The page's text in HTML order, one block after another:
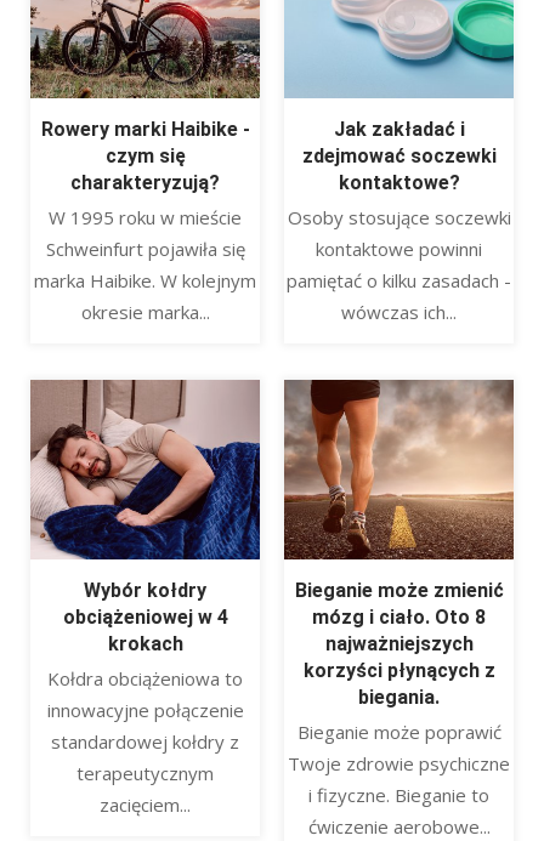
Rowery marki Haibike -
czym się
charakteryzują?
W 1995 roku w mieście
Schweinfurt pojawiła się
marka Haibike. W kolejnym
okresie marka...
Jak zakładać i
zdejmować soczewki
kontaktowe?
Osoby stosujące soczewki
kontaktowe powinni
pamiętać o kilku zasadach -
wówczas ich...
Wybór kołdry
obciążeniowej w 4
krokach
Kołdra obciążeniowa to
innowacyjne połączenie
standardowej kołdry z
terapeutycznym
zacięciem...
Bieganie może zmienić
mózg i ciało. Oto 8
najważniejszych
korzyści płynących z
biegania.
Bieganie może poprawić
Twoje zdrowie psychiczne
i fizyczne. Bieganie to
ćwiczenie aerobowe...